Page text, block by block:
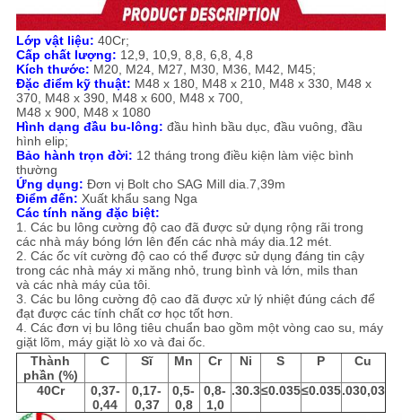
SƠ
ĐỒ
TRANG
WEB
CHÍNH
SÁCH
BẢO
MẬT
Lớp vật liệu: 40Cr;
Cấp chất lượng: 12,9, 10,9, 8,8, 6,8, 4,8
Kích thước: M20, M24, M27, M30, M36, M42, M45;
Đặc điểm kỹ thuật: M48 x 180, M48 x 210, M48 x 330, M48 x
370, M48 x 390, M48 x 600, M48 x 700,
M48 x 900, M48 x 1080
Hình dạng đầu bu-lông: đầu hình bầu dục, đầu vuông, đầu
hình elip;
Bảo hành trọn đời: 12 tháng trong điều kiện làm việc bình
thường
Ứng dụng: Đơn vị Bolt cho SAG Mill dia.7,39m
Điểm đến: Xuất khẩu sang Nga
Các tính năng đặc biệt:
1. Các bu lông cường độ cao đã được sử dụng rộng rãi trong
các nhà máy bóng lớn lên đến các nhà máy dia.12 mét.
2. Các ốc vít cường độ cao có thể được sử dụng đáng tin cậy
trong các nhà máy xi măng nhỏ, trung bình và lớn, mils than
và các nhà máy của tôi.
3. Các bu lông cường độ cao đã được xử lý nhiệt đúng cách để
đạt được các tính chất cơ học tốt hơn.
4. Các đơn vị bu lông tiêu chuẩn bao gồm một vòng cao su, máy
giặt lõm, máy giặt lò xo và đai ốc.
Thành
phần (%)
C Sĩ Mn Cr Ni S P Cu
40Cr
0,37-
0,44
0,17-
0,37
0,5-
0,8
0,8-
1,0
.30.3≤0.035≤0.035.030,03